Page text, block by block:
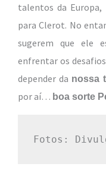
talentos da
para Clerot. No
sugerem que ele
enfrentar os
depender da nossa
por aí… boa sorte
Fotos: